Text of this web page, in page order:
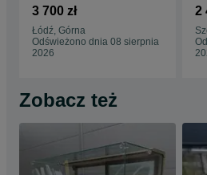
lodówka sklepowa
DOSTAWA
3 700 zł
Łódź, Górna
Odświeżono dnia 08 sierpnia
2026
2
Zobacz też